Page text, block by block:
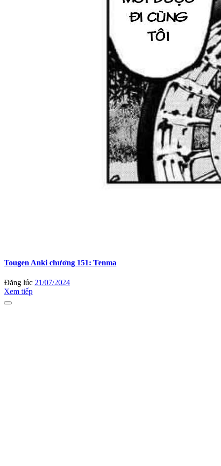
Tougen Anki chương 151: Tenma
Đăng lúc 21/07/2024
Xem tiếp